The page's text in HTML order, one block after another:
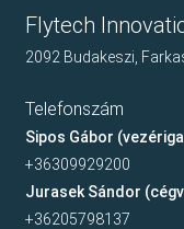
Flytech
2092 Budakeszi,
Telefonszám
Sipos Gábor
+36309929200
Jurasek Sándor
+36205798137